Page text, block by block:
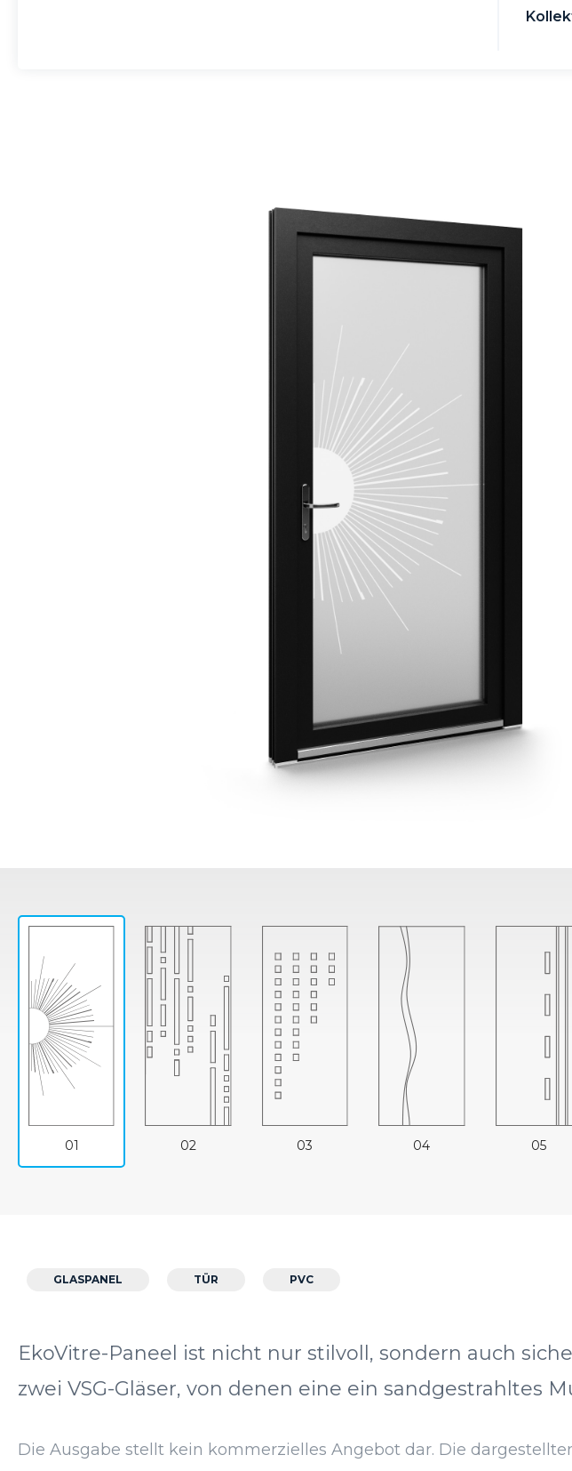
01 02 03 04 05
GLASPANEL TÜR PVC
EkoVitre-Paneel ist nicht nur stilvoll, sondern auch
zwei VSG-Gläser, von denen eine ein sandgestrahltes
Die Ausgabe stellt kein kommerzielles Angebot dar. Die